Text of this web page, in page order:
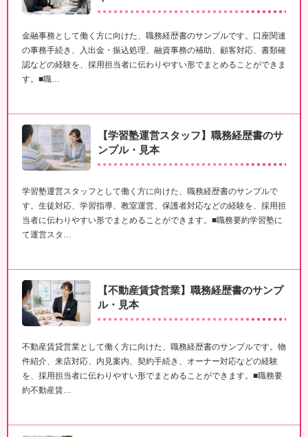
金融事務として働く方に向けた、職務経歴書のサンプルです。口座関連
の事務手続き、入出金・振込処理、融資事務の補助、顧客対応、書類確
認などの経験を、採用担当者に伝わりやすい形でまとめることができま
す。■職…
【学習塾運営スタッフ】職務経歴書のサ
ンプル・見本
学習塾運営スタッフとして働く方に向けた、職務経歴書のサンプルで
す。生徒対応、学習指導、教室運営、保護者対応などの経験を、採用担
当者に伝わりやすい形でまとめることができます。■職務要約学習塾に
て運営スタ…
【不動産賃貸営業】職務経歴書のサンプ
ル・見本
不動産賃貸営業として働く方に向けた、職務経歴書のサンプルです。物
件紹介、来店対応、内見案内、契約手続き、オーナー対応などの経験
を、採用担当者に伝わりやすい形でまとめることができます。■職務要
約不動産賃…